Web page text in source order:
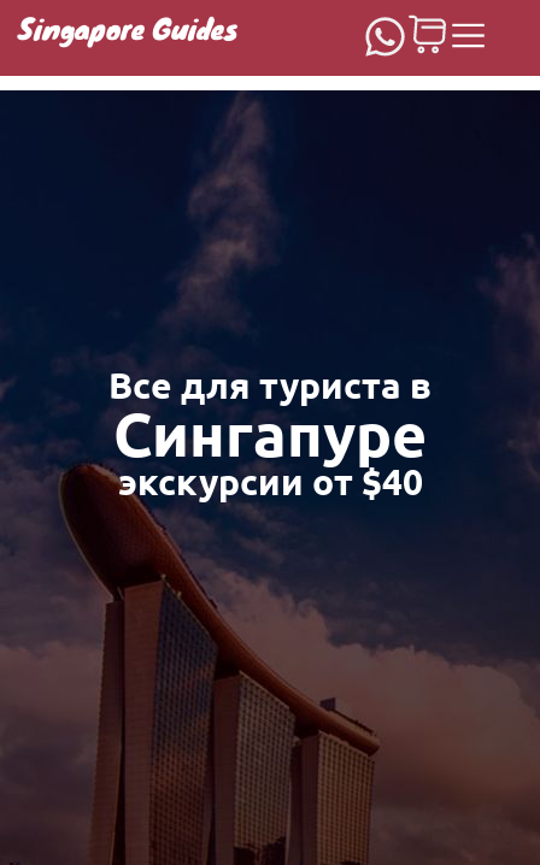
Singapore Guides
Домашняя
Все для туриста в
Сингапуре
экскурсии от $40